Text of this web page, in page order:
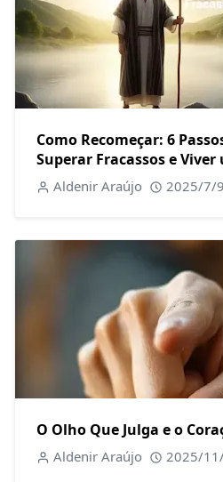
Como Recomeçar: 6
Superar Fracassos e
Aldenir Araújo 2025/7/9
O Olho Que Julga e o
Aldenir Araújo 2025/